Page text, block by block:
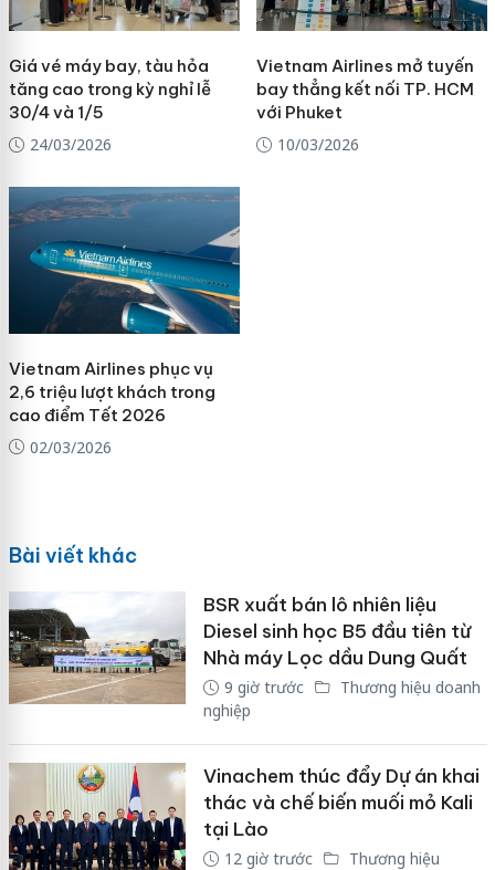
Giá vé máy bay, tàu hỏa
tăng cao trong kỳ nghỉ lễ
30/4 và 1/5
24/03/2026
Vietnam Airlines mở tuyến
bay thẳng kết nối TP. HCM
với Phuket
10/03/2026
Vietnam Airlines phục vụ
2,6 triệu lượt khách trong
cao điểm Tết 2026
02/03/2026
Bài viết khác
BSR xuất bán lô nhiên liệu
Diesel sinh học B5 đầu tiên từ
Nhà máy Lọc dầu Dung Quất
9 giờ trước
Thương hiệu doanh
nghiệp
Vinachem thúc đẩy Dự án khai
thác và chế biến muối mỏ Kali
tại Lào
12 giờ trước
Thương hiệu